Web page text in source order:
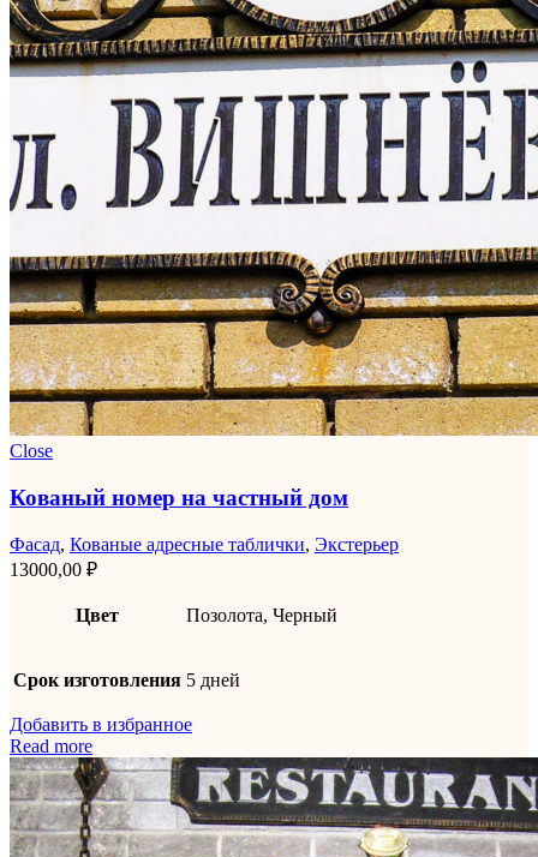
Close
Кованый номер на частный дом
Фасад, Кованые адресные таблички, Экстерьер
13000,00 ₽
Цвет Позолота, Черный
Срок изготовления 5 дней
Добавить в избранное
Read more